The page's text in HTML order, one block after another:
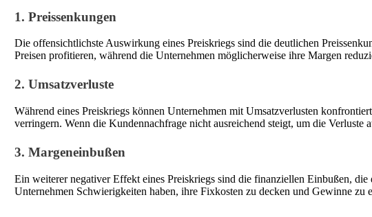
1. Preissenkungen
Die offensichtlichste Auswirkung eines Preiskriegs sind die deutlichen
Preisen profitieren, während die Unternehmen möglicherweise ihre Margen
2. Umsatzverluste
Während eines Preiskriegs können Unternehmen mit Umsatzverlusten
verringern. Wenn die Kundennachfrage nicht ausreichend steigt, um die
3. Margeneinbußen
Ein weiterer negativer Effekt eines Preiskriegs sind die finanziellen Einbußen,
Unternehmen Schwierigkeiten haben, ihre Fixkosten zu decken und Gewinne